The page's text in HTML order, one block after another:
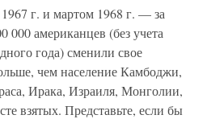
г. и мартом 1968 г. — за
000 американцев (без учета
года) сменили свое
чем население Камбоджи,
Ирака, Израиля, Монголии,
взятых. Представьте, если бы